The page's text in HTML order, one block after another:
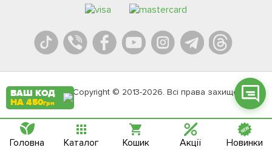
Agromarket.Copyright © 2013-2026. Всі права захищені
Онлайн чат
ВАШ КОД
НА 450грн
Головна Каталог Кошик Акції Новинки